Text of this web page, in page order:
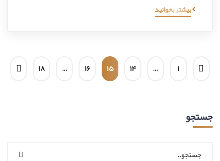
بیشتر بخوانید
۱ … ۱۴ ۱۵ ۱۶ … ۱۸
جستجو